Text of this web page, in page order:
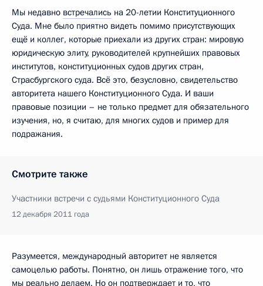
Мы недавно встречались на 20-летии Конституционного
Суда. Мне было приятно видеть помимо присутствующих
ещё и коллег, которые приехали из других стран: мировую
юридическую элиту, руководителей крупнейших правовых
институтов, конституционных судов других стран,
Страсбургского суда. Всё это, безусловно, свидетельство
авторитета нашего Конституционного Суда. И ваши
правовые позиции – не только предмет для обязательного
изучения, но, я считаю, для многих судов и пример для
подражания.
Смотрите также
Участники встречи с судьями Конституционного Суда
12 декабря 2011 года
Разумеется, международный авторитет не является
самоцелью работы. Понятно, он лишь отражение того, что
мы реально делаем. Но он подтверждает и то, что